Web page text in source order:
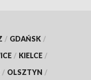
/ GDAŃSK /
/ KIELCE /
/ OLSZTYN /